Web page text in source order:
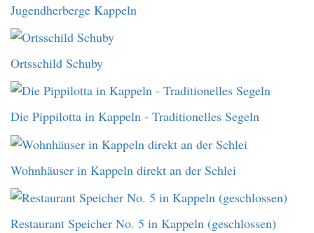
Jugendherberge Kappeln
Ortsschild Schuby
Die Pippilotta in Kappeln - Traditionelles Segeln
Wohnhäuser in Kappeln direkt an der Schlei
Restaurant Speicher No. 5 in Kappeln (geschlossen)